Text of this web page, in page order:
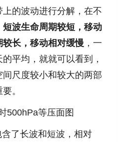
的波动进行分解，在不
短波生命周期较短，移动
长，移动相对缓慢 ，一
平均，就就可以看到，
尺度较小和较大的两部
。
500hPa等压面图
了长波和短波，相对